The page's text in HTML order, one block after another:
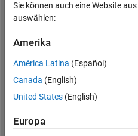
Followers:
Following:
0
Follow
Nachricht
Sie können auch eine Website
auswählen:
Amerika
América Latina (Español)
Canada (English)
United States (English)
Europa